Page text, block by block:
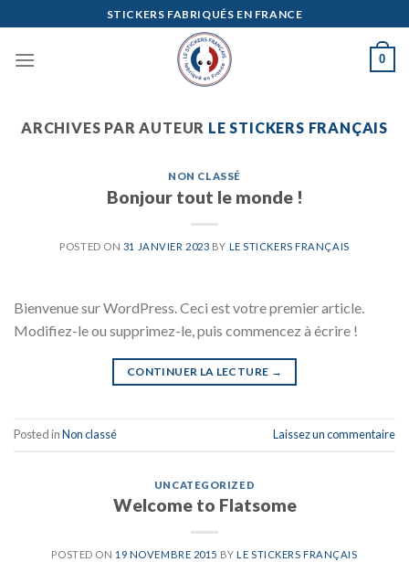
to
content
STICKERS FABRIQUÉS EN FRANCE
0
ARCHIVES PAR AUTEUR LE STICKERS FRANÇAIS
NON CLASSÉ
Bonjour tout le monde !
POSTED ON 31 JANVIER 2023 BY LE STICKERS FRANÇAIS
Bienvenue sur WordPress. Ceci est votre premier article.
Modifiez-le ou supprimez-le, puis commencez à écrire !
CONTINUER LA LECTURE →
Posted inNon classé Laissez un commentaire
UNCATEGORIZED
Welcome to Flatsome
POSTED ON 19 NOVEMBRE 2015 BYLE STICKERS FRANÇAIS